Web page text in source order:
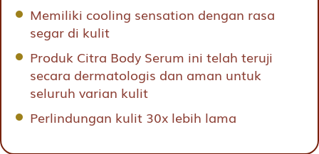
Memiliki cooling sensation dengan rasa
segar di kulit
Produk Citra Body Serum ini telah teruji
secara dermatologis dan aman untuk
seluruh varian kulit
Perlindungan kulit 30x lebih lama